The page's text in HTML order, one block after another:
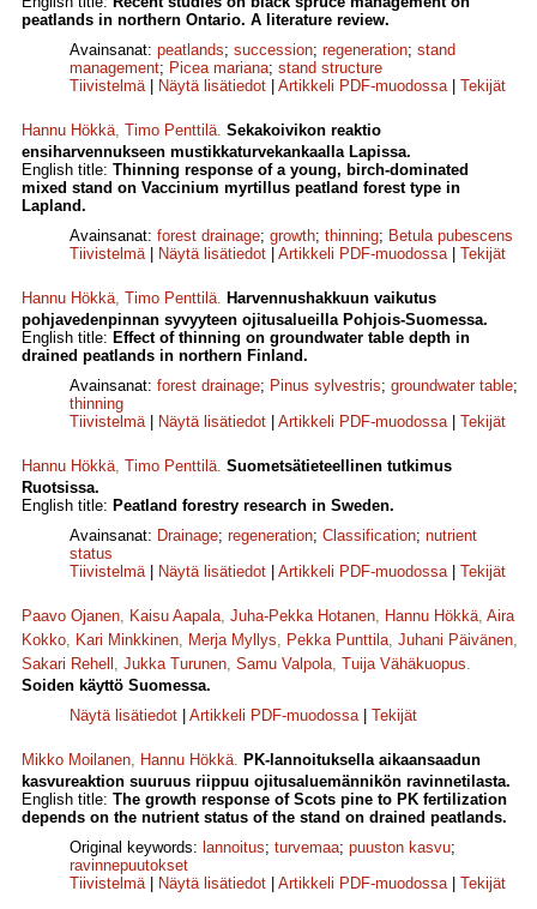
peatlands in northern Ontario. A literature review.
Avainsanat: peatlands; succession; regeneration; stand
management; Picea mariana; stand structure
Tiivistelmä| Näytä lisätiedot Artikkeli PDF-muodossa| Tekijät
Hannu Hökkä, Timo Penttilä. Sekakoivikon reaktio
ensiharvennukseen mustikkaturvekankaalla Lapissa.
English title: Thinning response of a young, birch-dominated
mixed stand on Vaccinium myrtillus peatland forest type in
Lapland.
Avainsanat: forest drainage; growth; thinning; Betula pubescens
Tiivistelmä| Näytä lisätiedot Artikkeli PDF-muodossa| Tekijät
Hannu Hökkä, Timo Penttilä. Harvennushakkuun vaikutus
pohjavedenpinnan syvyyteen ojitusalueilla Pohjois-Suomessa.
English title: Effect of thinning on groundwater table depth in
drained peatlands in northern Finland.
Avainsanat: forest drainage; Pinus sylvestris; groundwater table;
thinning
Tiivistelmä| Näytä lisätiedot Artikkeli PDF-muodossa| Tekijät
Hannu Hökkä, Timo Penttilä. Suometsätieteellinen tutkimus
Ruotsissa.
English title: Peatland forestry research in Sweden.
Avainsanat: Drainage; regeneration; Classification; nutrient
status
Tiivistelmä| Näytä lisätiedot Artikkeli PDF-muodossa| Tekijät
Paavo Ojanen, Kaisu Aapala, Juha-Pekka Hotanen, Hannu Hökkä, Aira
Kokko, Kari Minkkinen, Merja Myllys, Pekka Punttila, Juhani Päivänen,
Sakari Rehell , Jukka Turunen, Samu Valpola, Tuija Vähäkuopus.
Soiden käyttö Suomessa.
Näytä lisätiedot
Artikkeli PDF-muodossa| Tekijät
Mikko Moilanen, Hannu Hökkä. PK-lannoituksella aikaansaadun
kasvureaktion suuruus riippuu ojitusaluemännikön ravinnetilasta.
English title: The growth response of Scots pine to PK fertilization
depends on the nutrient status of the stand on drained peatlands.
Original keywords: lannoitus; turvemaa; puuston kasvu;
ravinnepuutokset
Tiivistelmä| Näytä lisätiedot Artikkeli PDF-muodossa| Tekijät